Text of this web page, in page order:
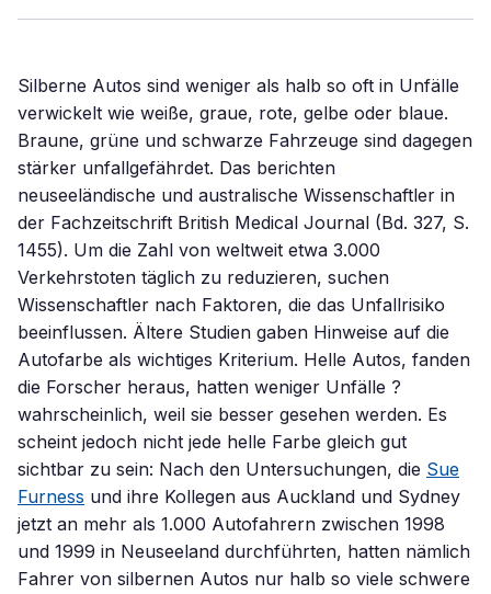
Silberne Autos sind weniger als halb so oft in Unfälle
verwickelt wie weiße, graue, rote, gelbe oder blaue.
Braune, grüne und schwarze Fahrzeuge sind dagegen
stärker unfallgefährdet. Das berichten
neuseeländische und australische Wissenschaftler in
der Fachzeitschrift British Medical Journal (Bd. 327, S.
1455). Um die Zahl von weltweit etwa 3.000
Verkehrstoten täglich zu reduzieren, suchen
Wissenschaftler nach Faktoren, die das Unfallrisiko
beeinflussen. Ältere Studien gaben Hinweise auf die
Autofarbe als wichtiges Kriterium. Helle Autos, fanden
die Forscher heraus, hatten weniger Unfälle ?
wahrscheinlich, weil sie besser gesehen werden. Es
scheint jedoch nicht jede helle Farbe gleich gut
sichtbar zu sein: Nach den Untersuchungen, die Sue
Furness und ihre Kollegen aus Auckland und Sydney
jetzt an mehr als 1.000 Autofahrern zwischen 1998
und 1999 in Neuseeland durchführten, hatten nämlich
Fahrer von silbernen Autos nur halb so viele schwere